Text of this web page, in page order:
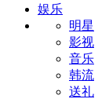
娱乐
明星
影视
音乐
韩流
送礼